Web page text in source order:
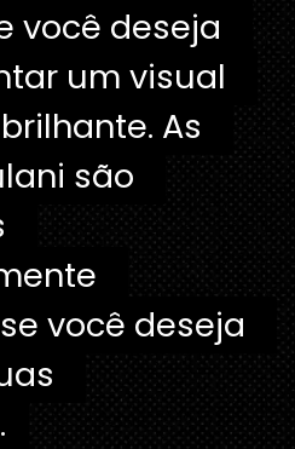
você deseja
um visual
As
são
você deseja
você deseja
um visual
As
são
você deseja